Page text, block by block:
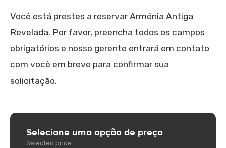
Você está prestes a reservar Arménia Antiga
Revelada. Por favor, preencha todos os campos
obrigatórios e nosso gerente entrará em contato
com você em breve para confirmar sua
solicitação.
Selecione uma opção de preço
Selected price